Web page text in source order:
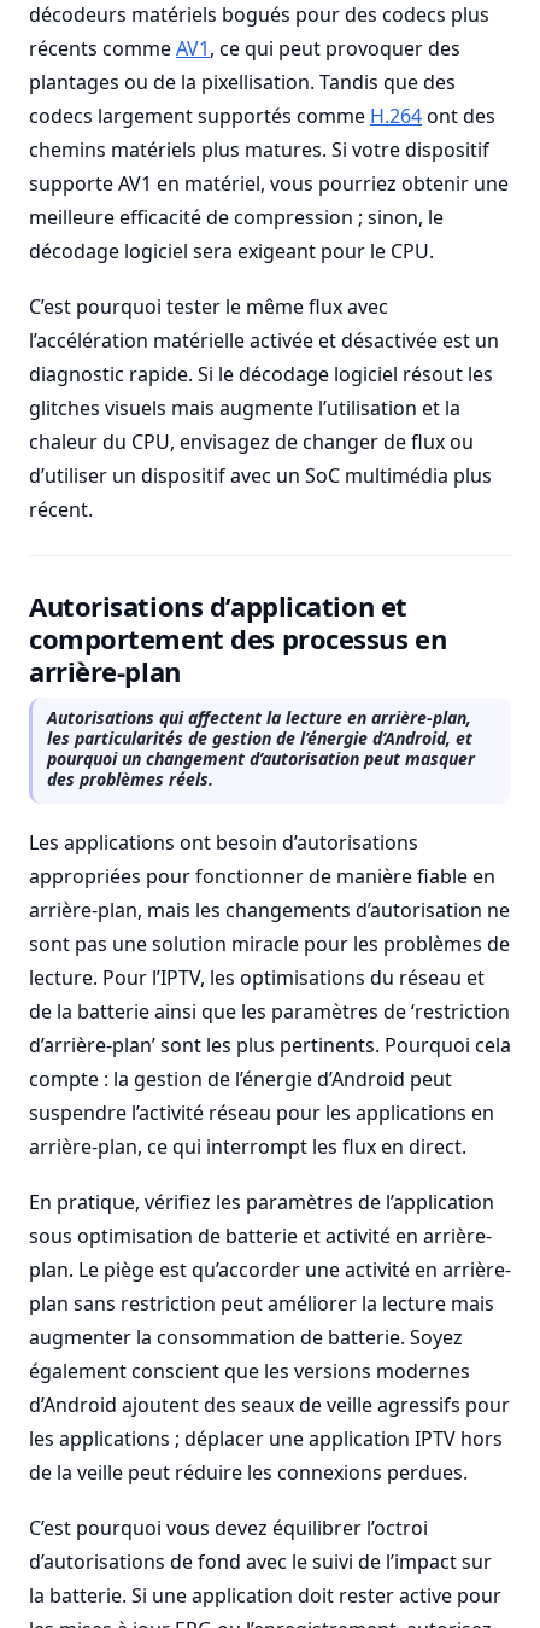
décodeurs matériels bogués pour des codecs plus
récents commeAV1, ce qui peut provoquer des
plantages ou de la pixellisation. Tandis que des
codecs largement supportés comme H.264ont des
chemins matériels plus matures. Si votre dispositif
supporte AV1 en matériel, vous pourriez obtenir une
meilleure efficacité de compression ; sinon, le
décodage logiciel sera exigeant pour le CPU.
C’est pourquoi tester le même flux avec
l’accélération matérielle activée et désactivée est un
diagnostic rapide. Si le décodage logiciel résout les
glitches visuels mais augmente l’utilisation et la
chaleur du CPU, envisagez de changer de flux ou
d’utiliser un dispositif avec un SoC multimédia plus
récent.
Autorisations d’application et
comportement des processus en
arrière-plan
Autorisations qui affectent la lecture en arrière-plan,
les particularités de gestion de l’énergie d’Android, et
pourquoi un changement d’autorisation peut masquer
des problèmes réels.
Les applications ont besoin d’autorisations
appropriées pour fonctionner de manière fiable en
arrière-plan, mais les changements d’autorisation ne
sont pas une solution miracle pour les problèmes de
lecture. Pour l’IPTV, les optimisations du réseau et
de la batterie ainsi que les paramètres de ‘restriction
d’arrière-plan’ sont les plus pertinents. Pourquoi cela
compte : la gestion de l’énergie d’Android peut
suspendre l’activité réseau pour les applications en
arrière-plan, ce qui interrompt les flux en direct.
En pratique, vérifiez les paramètres de l’application
sous optimisation de batterie et activité en arrière-
plan. Le piège est qu’accorder une activité en arrière-
plan sans restriction peut améliorer la lecture mais
augmenter la consommation de batterie. Soyez
également conscient que les versions modernes
d’Android ajoutent des seaux de veille agressifs pour
les applications ; déplacer une application IPTV hors
de la veille peut réduire les connexions perdues.
C’est pourquoi vous devez équilibrer l’octroi
d’autorisations de fond avec le suivi de l’impact sur
la batterie. Si une application doit rester active pour